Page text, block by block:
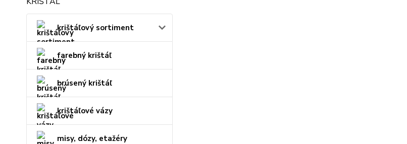
krištáľový sortiment
farebný krištáľ
brúsený krištáľ
krištáľové vázy
misy, dózy, etažéry